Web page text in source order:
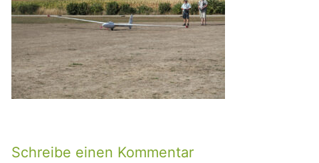
Schreibe einen Kommentar